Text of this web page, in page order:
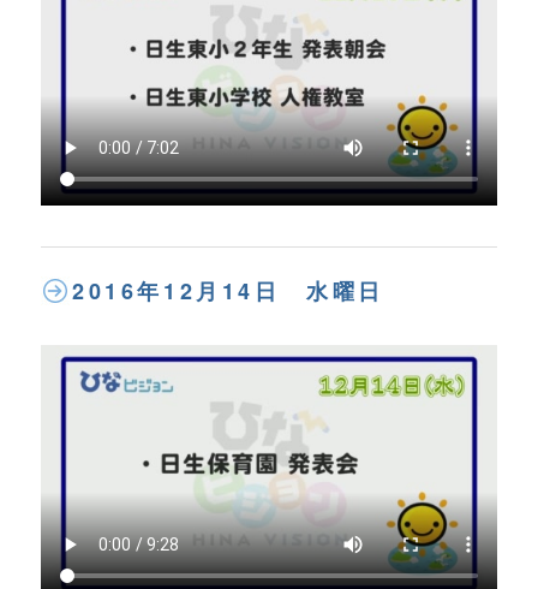
2016年12月14日 水曜日